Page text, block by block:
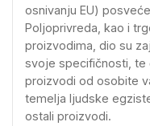
osnivanju EU)
Poljoprivreda, kao i
proizvodima, dio su
svoje specifičnosti, te
proizvodi od osobite
temelja ljudske
ostali proizvodi.